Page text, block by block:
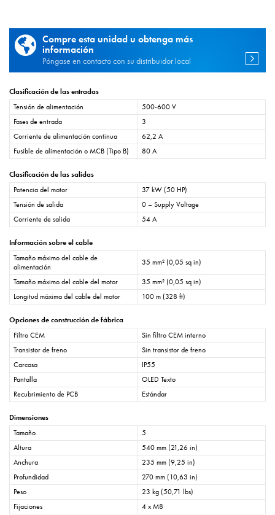
Compre esta unidad u obtenga más
información
Póngase en contacto con su distribuidor local
Clasificación de las entradas
Tensión de alimentación
500-600 V
Fases de entrada
3
Corriente de alimentación continua
62,2 A
Fusible de alimentación o MCB (Tipo B)
80 A
Clasificación de las salidas
Potencia del motor
37 kW (50 HP)
Tensión de salida
0 – Supply Voltage
Corriente de salida
54 A
Información sobre el cable
Tamaño máximo del cable de
alimentación
35 mm² (0,05 sq in)
Tamaño máximo del cable del motor
35 mm² (0,05 sq in)
Longitud máxima del cable del motor
100 m (328 ft)
Opciones de construcción de fábrica
Filtro CEM
Sin filtro CEM interno
Transistor de freno
Sin transistor de freno
Carcasa
IP55
Pantalla
OLED Texto
Recubrimiento de PCB
Estándar
Dimensiones
Tamaño
5
Altura
540 mm (21,26 in)
Anchura
235 mm (9,25 in)
Profundidad
270 mm (10,63 in)
Peso
23 kg (50,71 lbs)
Fijaciones
4 x M8